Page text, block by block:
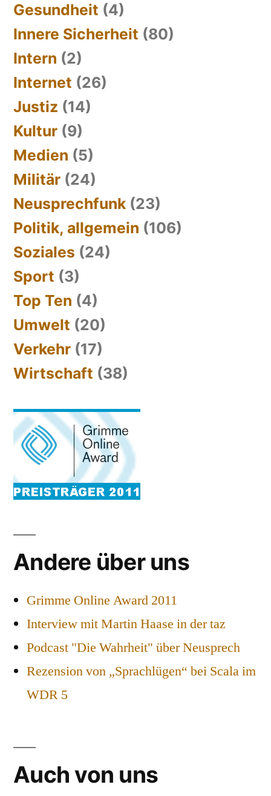
Gesundheit (4)
Innere Sicherheit (80)
Intern (2)
Internet (26)
Justiz (14)
Kultur (9)
Medien (5)
Militär (24)
Neusprechfunk (23)
Politik, allgemein (106)
Soziales (24)
Sport (3)
Top Ten (4)
Umwelt (20)
Verkehr (17)
Wirtschaft (38)
Andere über uns
Grimme Online Award 2011
Interview mit Martin Haase in der taz
Podcast "Die Wahrheit" über Neusprech
Rezension von „Sprachlügen“ bei Scala im
WDR 5
Auch von uns